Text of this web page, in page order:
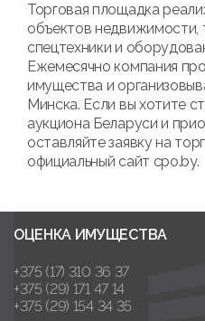
Торговая площадка
объектов недвижимости,
спецтехники и
Ежемесячно компания
имущества и
Минска. Если вы хотите
аукциона Беларуси и
оставляйте заявку на
официальный сайт cpo.by.
ОЦЕНКА ИМУЩЕСТВА
+375 (17) 310 36 37
+375 (29) 171 47 14
+375 (29) 154 34 35